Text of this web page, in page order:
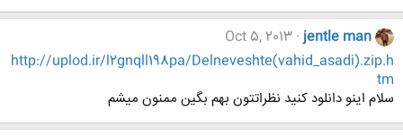
jentle man
Oct 5, 2013
http://uplod.ir/l2gnqll198pa/Delneveshte(vahid_asadi).zip.h
tm
سلام اینو دانلود کنید نظراتتون بهم بگین ممنون میشم